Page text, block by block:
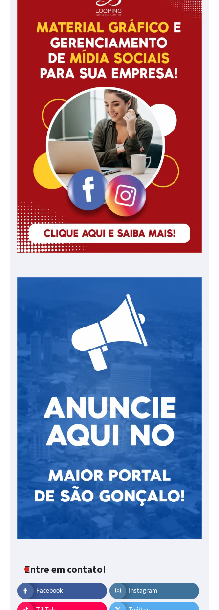
Entre em contato!
Facebook Instagram